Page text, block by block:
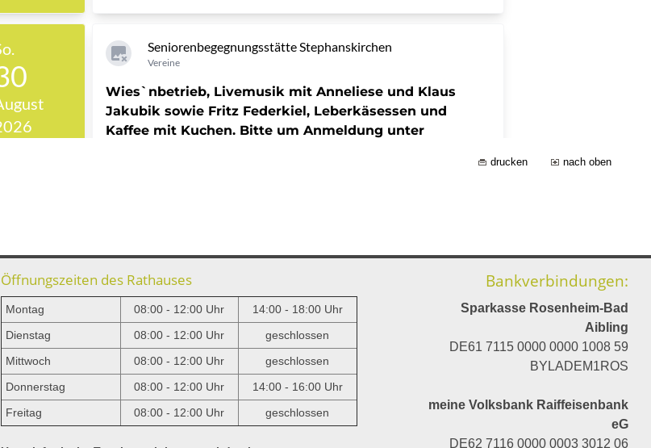
drucken nach oben
Öffnungszeiten des Rathauses
Montag 08:00 - 12:00 Uhr
14:00 - 18:00 Uhr
Dienstag
08:00 - 12:00 Uhr
geschlossen
Mittwoch
08:00 - 12:00 Uhr
geschlossen
Donnerstag
08:00 - 12:00 Uhr
14:00 - 16:00 Uhr
Freitag
08:00 - 12:00 Uhr geschlossen
Bankverbindungen:
Sparkasse Rosenheim-Bad
Aibling
DE61 7115 0000 0000 1008 59
BYLADEM1ROS
meine Volksbank Raiffeisenbank
eG
DE62 7116 0000 0003 3012 06